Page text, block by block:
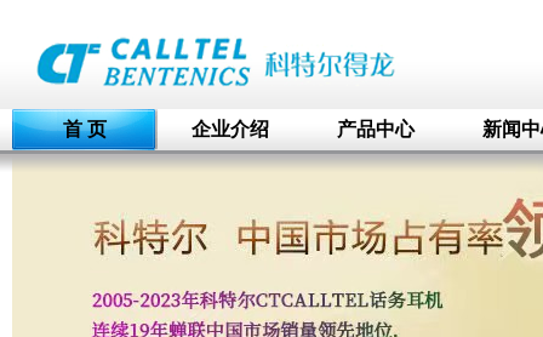
首 页 企业介绍 产品中心 新闻